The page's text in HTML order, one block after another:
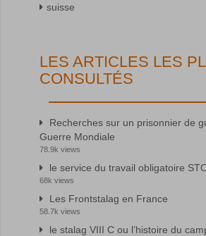
suisse
LES ARTICLES LES
CONSULTÉS
Recherches sur un prisonnier de
Guerre Mondiale
78.9k views
le service du travail obligatoire
68k views
Les Frontstalag en France
58.7k views
le stalag VIII C ou l’histoire du